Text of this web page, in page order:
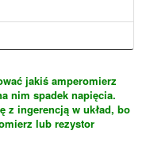
jakiś amperomierz
nim spadek napięcia.
z ingerencją w układ, bo
lub rezystor